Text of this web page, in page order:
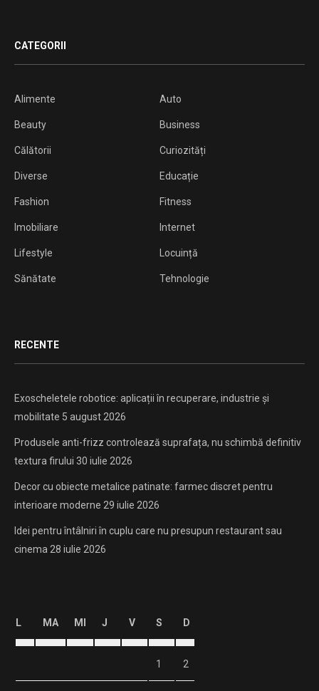
CATEGORII
Alimente Auto
Beauty Business
Călătorii Curiozități
Diverse Educație
Fashion Fitness
Imobiliare Internet
Lifestyle Locuință
Sănătate Tehnologie
RECENTE
Exoscheletele robotice: aplicații în recuperare, industrie și
mobilitate 5 august 2026
Produsele anti-frizz controlează suprafața, nu schimbă definitiv
textura firului 30 iulie 2026
Decor cu obiecte metalice patinate: farmec discret pentru
interioare moderne 29 iulie 2026
Idei pentru întâlniri în cuplu care nu presupun restaurant sau
cinema28 iulie 2026
L MA MI J V S D
1 2